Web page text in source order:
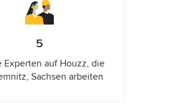
5
Experten auf Houzz, die
Sachsen arbeiten